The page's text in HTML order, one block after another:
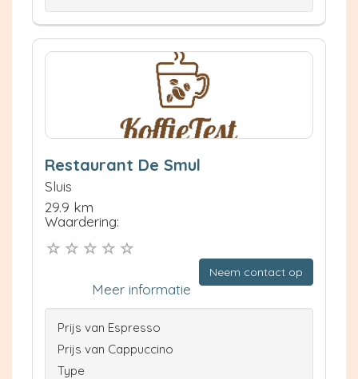
Restaurant De Smul
Sluis
29.9 km
Waardering:
Neem contact op
Meer informatie
Prijs van Espresso
Prijs van Cappuccino
Type